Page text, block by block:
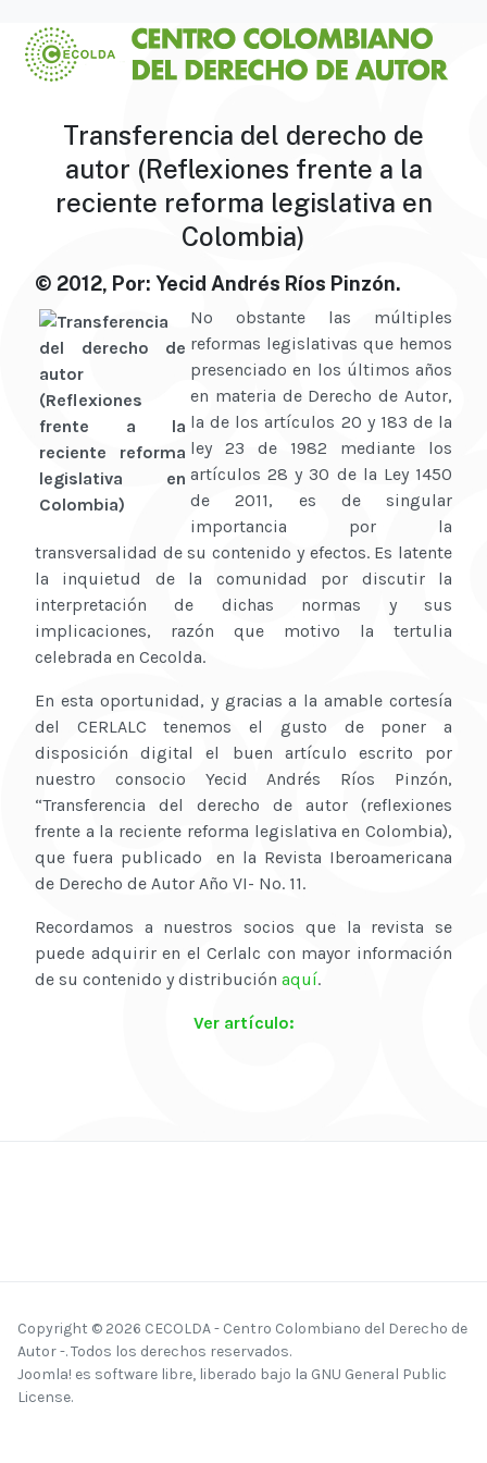
Transferencia del derecho de
autor (Reflexiones frente a la
reciente reforma legislativa en
Colombia)
© 2012, Por: Yecid Andrés Ríos Pinzón.
No obstante las múltiples
reformas legislativas que hemos
presenciado en los últimos años
en materia de Derecho de Autor,
la de los artículos 20 y 183 de la
ley 23 de 1982 mediante los
artículos 28 y 30 de la Ley 1450
de 2011, es de singular
importancia por la
transversalidad de su contenido y efectos. Es latente
la inquietud de la comunidad por discutir la
interpretación de dichas normas y sus
implicaciones, razón que motivo la tertulia
celebrada en Cecolda.
En esta oportunidad, y gracias a la amable cortesía
del CERLALC tenemos el gusto de poner a
disposición digital el buen artículo escrito por
nuestro consocio Yecid Andrés Ríos Pinzón,
“Transferencia del derecho de autor (reflexiones
frente a la reciente reforma legislativa en Colombia),
que fuera publicado en la Revista Iberoamericana
de Derecho de Autor Año VI- No. 11.
Recordamos a nuestros socios que la revista se
puede adquirir en el Cerlalc con mayor información
de su contenido y distribución aquí.
Ver artículo:
Copyright © 2026 CECOLDA - Centro Colombiano del Derecho de
Autor -. Todos los derechos reservados.
Joomla! es software libre, liberado bajo la GNU General Public
License.